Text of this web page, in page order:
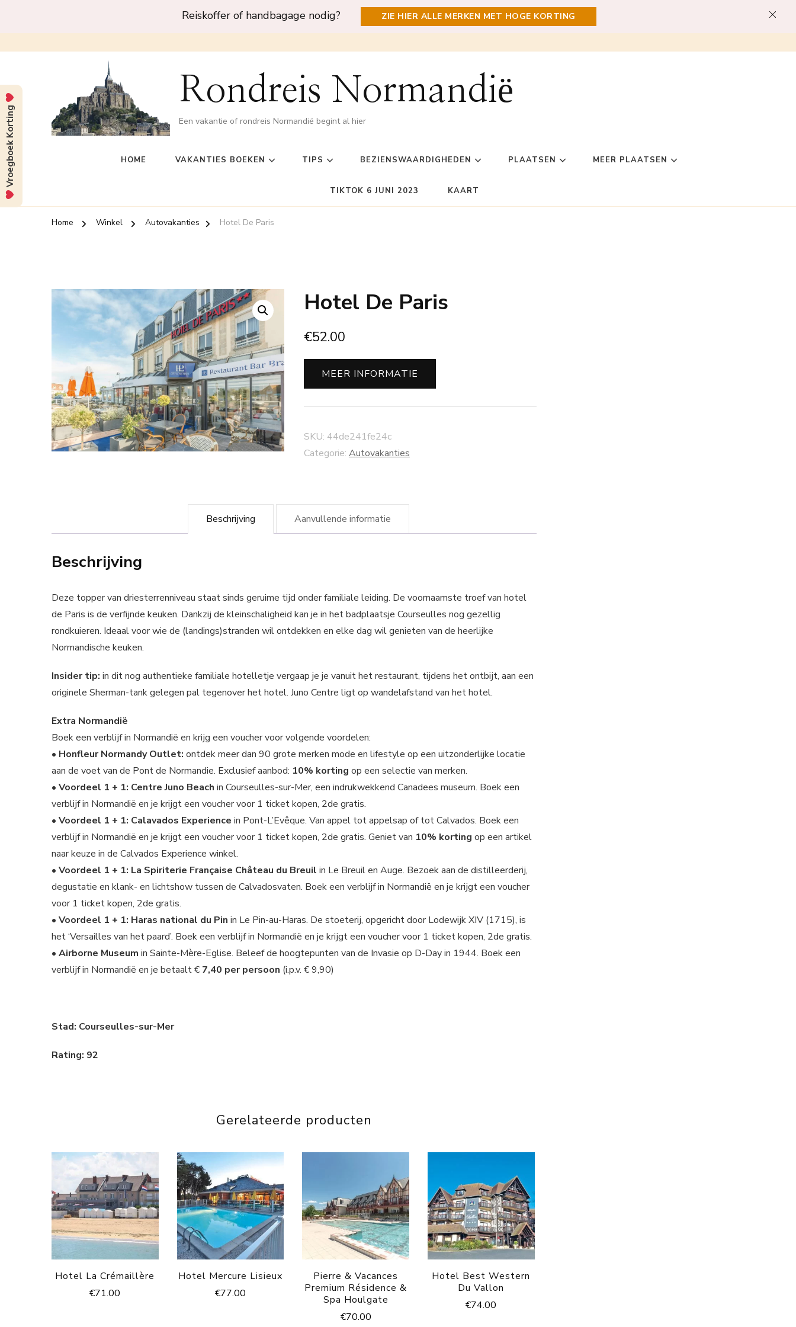
Reiskoffer of handbagage nodig? ZIE HIER ALLE MERKEN MET HOGE KORTING
Rondreis Normandië
Een vakantie of rondreis Normandië begint al hier
HOME VAKANTIES BOEKEN TIPS BEZIENSWAARDIGHEDEN PLAATSEN MEER PLAATSEN
TIKTOK 6 JUNI 2023 KAART
Home Winkel Autovakanties Hotel De Paris
Hotel De Paris
€52.00
MEER INFORMATIE
SKU: 44de241fe24c
Categorie: Autovakanties
Beschrijving Aanvullende informatie
Beschrijving
Deze topper van driesterrenniveau staat sinds geruime tijd onder familiale leiding. De voornaamste troef van hotel
de Paris is de verfijnde keuken. Dankzij de kleinschaligheid kan je in het badplaatsje Courseulles nog gezellig
rondkuieren. Ideaal voor wie de (landings)stranden wil ontdekken en elke dag wil genieten van de heerlijke
Normandische keuken.
Insider tip: in dit nog authentieke familiale hotelletje vergaap je je vanuit het restaurant, tijdens het ontbijt, aan een
originele Sherman-tank gelegen pal tegenover het hotel. Juno Centre ligt op wandelafstand van het hotel.
Extra Normandië
Boek een verblijf in Normandië en krijg een voucher voor volgende voordelen:
• Honfleur Normandy Outlet: ontdek meer dan 90 grote merken mode en lifestyle op een uitzonderlijke locatie
aan de voet van de Pont de Normandie. Exclusief aanbod: 10% korting op een selectie van merken.
• Voordeel 1 + 1: Centre Juno Beach in Courseulles-sur-Mer, een indrukwekkend Canadees museum. Boek een
verblijf in Normandië en je krijgt een voucher voor 1 ticket kopen, 2de gratis.
• Voordeel 1 + 1: Calavados Experience in Pont-L’Evêque. Van appel tot appelsap of tot Calvados. Boek een
verblijf in Normandië en je krijgt een voucher voor 1 ticket kopen, 2de gratis. Geniet van 10% korting op een artikel
naar keuze in de Calvados Experience winkel.
• Voordeel 1 + 1: La Spiriterie Française Château du Breuil in Le Breuil en Auge. Bezoek aan de distilleerderij,
degustatie en klank- en lichtshow tussen de Calvadosvaten. Boek een verblijf in Normandië en je krijgt een voucher
voor 1 ticket kopen, 2de gratis.
• Voordeel 1 + 1: Haras national du Pin in Le Pin-au-Haras. De stoeterij, opgericht door Lodewijk XIV (1715), is
het ‘Versailles van het paard’. Boek een verblijf in Normandië en je krijgt een voucher voor 1 ticket kopen, 2de gratis.
• Airborne Museum in Sainte-Mère-Eglise. Beleef de hoogtepunten van de Invasie op D-Day in 1944. Boek een
verblijf in Normandië en je betaalt € 7,40 per persoon (i.p.v. € 9,90)
Stad: Courseulles-sur-Mer
Rating: 92
Gerelateerde producten
Hotel La Crémaillère
€71.00
Hotel Mercure Lisieux
€77.00
Pierre & Vacances
Premium Résidence &
Spa Houlgate
€70.00
Hotel Best Western
Du Vallon
€74.00
Vroegboek Korting